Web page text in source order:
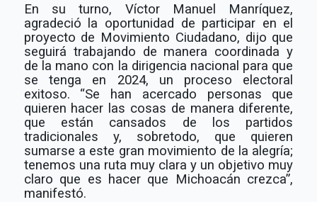
En su turno, Víctor Manuel Manríquez,
agradeció la oportunidad de participar en el
proyecto de Movimiento Ciudadano, dijo que
seguirá trabajando de manera coordinada y
de la mano con la dirigencia nacional para que
se tenga en 2024, un proceso electoral
exitoso. “Se han acercado personas que
quieren hacer las cosas de manera diferente,
que están cansados de los partidos
tradicionales y, sobretodo, que quieren
sumarse a este gran movimiento de la alegría;
tenemos una ruta muy clara y un objetivo muy
claro que es hacer que Michoacán crezca”,
manifestó.